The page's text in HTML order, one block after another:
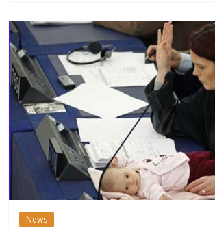
News